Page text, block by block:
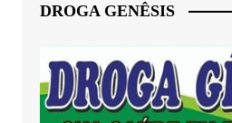
DROGA GENÊSIS